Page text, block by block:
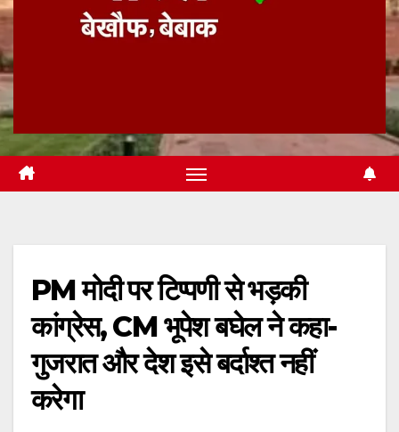
PM मोदी पर टिप्पणी से भड़की
कांग्रेस, CM भूपेश बघेल ने कहा-
गुजरात और देश इसे बर्दाश्त नहीं
करेगा